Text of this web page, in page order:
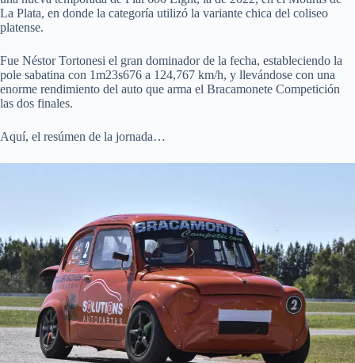
La Plata, en donde la categoría utilizó la variante chica del coliseo
platense.
Fue Néstor Tortonesi el gran dominador de la fecha, estableciendo la
pole sabatina con 1m23s676 a 124,767 km/h, y llevándose con una
enorme rendimiento del auto que arma el Bracamonete Competición
las dos finales.
Aquí, el resúmen de la jornada…